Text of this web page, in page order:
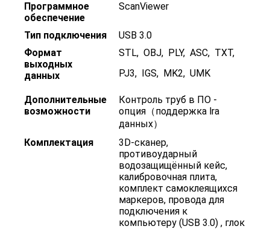
Программное
обеспечение
ScanViewer
Тип подключения
USB 3.0
Формат
выходных
данных
STL, OBJ, PLY, ASC, TXT,
PJ3, IGS, MK2, UMK
Дополнительные
возможности
Контроль труб в ПО -
опция（поддержка lra
данных）
Комплектация
3D-сканер,
противоударный
водозащищённый кейс,
калибровочная плита,
комплект самоклеящихся
маркеров, провода для
подключения к
компьютеру (USB 3.0) , глок